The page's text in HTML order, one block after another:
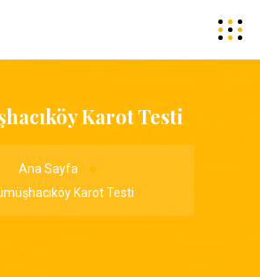
Karot Testi
Ana Sayfa
Karot Testi